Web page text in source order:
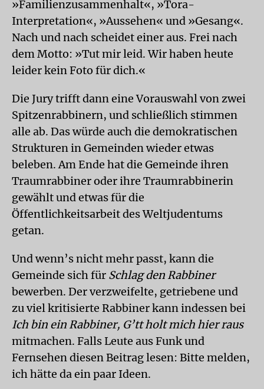
»Familienzusammenhalt«, »Tora-
Interpretation«, »Aussehen« und »Gesang«.
Nach und nach scheidet einer aus. Frei nach
dem Motto: »Tut mir leid. Wir haben heute
leider kein Foto für dich.«
Die Jury trifft dann eine Vorauswahl von zwei
Spitzenrabbinern, und schließlich stimmen
alle ab. Das würde auch die demokratischen
Strukturen in Gemeinden wieder etwas
beleben. Am Ende hat die Gemeinde ihren
Traumrabbiner oder ihre Traumrabbinerin
gewählt und etwas für die
Öffentlichkeitsarbeit des Weltjudentums
getan.
Und wenn’s nicht mehr passt, kann die
Gemeinde sich für Schlag den Rabbiner
bewerben. Der verzweifelte, getriebene und
zu viel kritisierte Rabbiner kann indessen bei
Ich bin ein Rabbiner, G’tt holt mich hier raus
mitmachen. Falls Leute aus Funk und
Fernsehen diesen Beitrag lesen: Bitte melden,
ich hätte da ein paar Ideen.